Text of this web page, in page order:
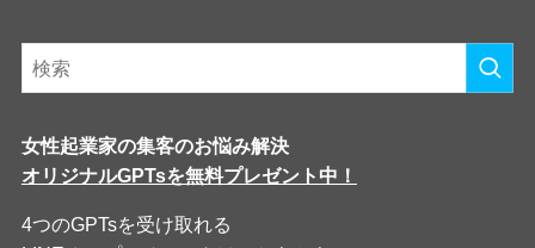
女性起業家の集客のお悩み解決
オリジナルGPTsを無料プレゼント中！
4つのGPTsを受け取れる